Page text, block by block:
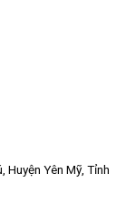
Huyện Yên Mỹ, Tỉnh